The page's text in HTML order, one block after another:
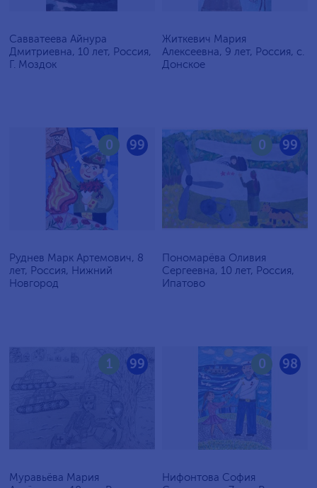
Савватеева Айнура
Дмитриевна, 10 лет, Россия,
Г. Моздок
Житкевич Мария
Алексеевна, 9 лет, Россия, c.
Донское
99
0
Руднев Марк Артемович, 8
лет, Россия, Нижний
Новгород
99
0
Пономарёва Оливия
Сергеевна, 10 лет, Россия,
Ипатово
99
1
Муравьёва Мария
98
0
Нифонтова София